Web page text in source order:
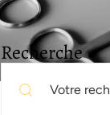
Recherche